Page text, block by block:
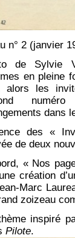
n° 2 (janvier
de Sylvie
en pleine
alors les
dans
des «
de deux
« Nos
création
Marc
zoizeau
inspiré
Pilote.